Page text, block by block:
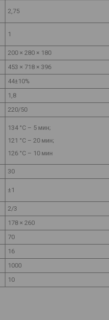
2,75
1
200 × 280 × 180
453 × 718 × 396
44±10%
1,8
220/50
134 °С – 5 мин;
121 °С – 20 мин;
126 °С – 10 мин
30
±1
2/3
178 × 260
70
16
1000
10